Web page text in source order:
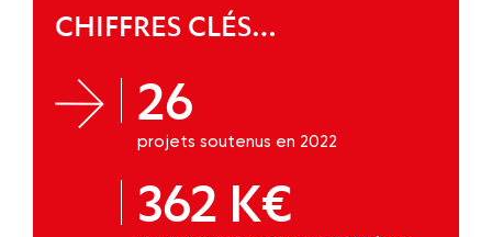
CHIFFRES CLÉS…
26
projets soutenus en 2022
362 K€